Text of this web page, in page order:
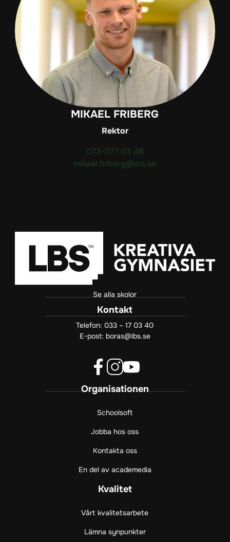
MIKAEL FRIBERG
Rektor
073-077 03 48
mikael.friberg@lbs.se
Se alla skolor
Kontakt
Telefon:033 – 17 03 40
E-post: boras@lbs.se
a
e
o
k
(
p
n
s
n
t
g
a
m
ö
p
a
o
t
b
(
ö
p
a
i
Organisationen
Schoolsoft
Jobba hos oss
Kontakta oss
En del av academedia
Kvalitet
Vårt kvalitetsarbete
Lämna synpunkter